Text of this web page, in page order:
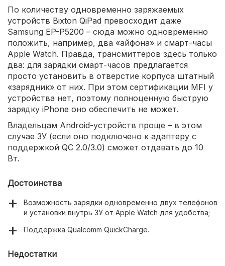
По количеству одновременно заряжаемых
устройств Bixton QiPad превосходит даже
Samsung EP-P5200 – сюда можно одновременно
положить, например, два «айфона» и смарт-часы
Apple Watch. Правда, трансмиттеров здесь только
два: для зарядки смарт-часов предлагается
просто установить в отверстие корпуса штатный
«зарядник» от них. При этом сертификации MFI у
устройства нет, поэтому полноценную быструю
зарядку iPhone оно обеспечить не может.
Владельцам Android-устройств проще – в этом
случае ЗУ (если оно подключено к адаптеру с
поддержкой QC 2.0/3.0) сможет отдавать до 10
Вт.
Достоинства
Возможность зарядки одновременно двух телефонов
и установки внутрь ЗУ от Apple Watch для удобства;
Поддержка Qualcomm QuickCharge.
Недостатки